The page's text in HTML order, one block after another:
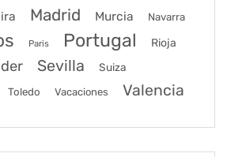
Madrid Murcia Navarra
Paris Portugal Rioja
Sevilla Suiza
Toledo Vacaciones Valencia